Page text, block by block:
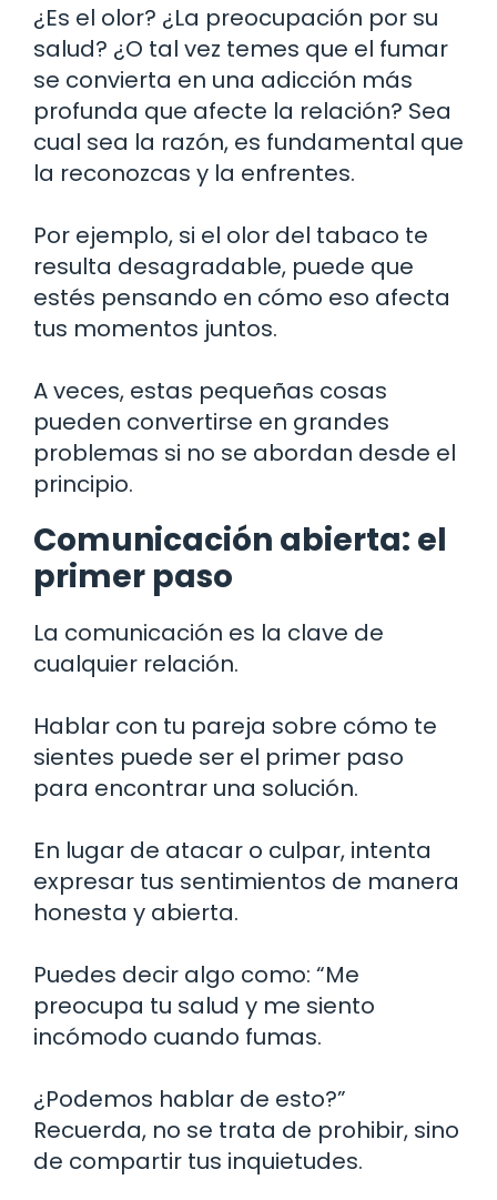
¿Es el olor? ¿La preocupación por su
salud? ¿O tal vez temes que el fumar
se convierta en una adicción más
profunda que afecte la relación? Sea
cual sea la razón, es fundamental que
la reconozcas y la enfrentes.
Por ejemplo, si el olor del tabaco te
resulta desagradable, puede que
estés pensando en cómo eso afecta
tus momentos juntos.
A veces, estas pequeñas cosas
pueden convertirse en grandes
problemas si no se abordan desde el
principio.
Comunicación abierta: el
primer paso
La comunicación es la clave de
cualquier relación.
Hablar con tu pareja sobre cómo te
sientes puede ser el primer paso
para encontrar una solución.
En lugar de atacar o culpar, intenta
expresar tus sentimientos de manera
honesta y abierta.
Puedes decir algo como: “Me
preocupa tu salud y me siento
incómodo cuando fumas.
¿Podemos hablar de esto?”
Recuerda, no se trata de prohibir, sino
de compartir tus inquietudes.